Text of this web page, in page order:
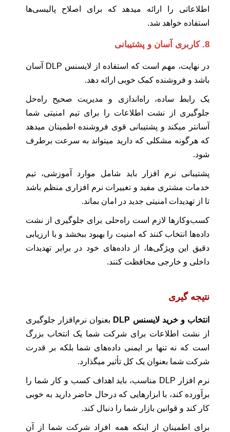
اطلاعاتی را ارائه میدهد که برای اصلاح پالیسی‌ها
استفاده خواهد شد.
8. کاربری آسان و پشتیبانی
در نهایت، مهم است که استفاده از لایسنس DLP آسان
باشد و فروشنده کمک خوبی ارائه دهد.
یک رابط ساده، راه‌اندازی و مدیریت صحیح راه‌حل
جلوگیری از نشت اطلاعات را برای تیم امنیتی شما
آسانتر میکند و پشتیبانی قوی فروشنده اطمینان میدهد
که هرگونه مشکلی که دارید میتواند به سرعت برطرف
شود.
پشتیبانی نرم افزار باید شامل موارد آموزشی، تیم
خدمات مشتری مفید و تغییرات نرم افزاری منظم باشد
تا از تهدیدات امنیتی جدید در امان بماند.
کسب‌وکارها لازم است راه‌حلی برای جلوگیری از نشت
داده‌ها انتخاب کنند که امنیت را بهبود ببخشد و با ارزیابی
دقیق این ویژگی‌ها، از داده‌های خود در برابر تهدیدات
داخلی و خارجی محافظت کنند.
نتیجه گیری
انتخاب و خرید لایسنس DLP
بعنوان نرم‌افزار جلوگیری
از نشت اطلاعات برای شرکت شما یک انتخاب بزرگ
است که نه تنها بر ایمنی داده‌های شما بلکه بر قدرت
شرکت شما بعنوان یک کل تأثیر میگذارد.
نرم افزار DLP مناسب، باید اهداف کسب و کار شما را
برآورده کند، با ابزارهایی که درحال حاضر دارید به خوبی
کار کند و قوانین بازار شما را دنبال کند.
برای اطمینان از اینکه همه افراد شرکت شما از آن